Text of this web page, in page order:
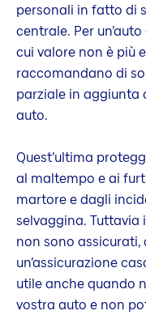
personali in fatto di
centrale. Per
cui valore non è più
raccomandano di
parziale in aggiunta
auto.
Quest’ultima
al maltempo e ai
martore e dagli
selvaggina.
non sono
un’assicurazione
utile anche quando
vostra auto e non